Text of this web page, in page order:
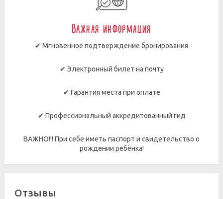
Важная информация
✔ Мгновенное подтверждение бронирования
✔ Электронный билет на почту
✔ Гарантия места при оплате
✔ Профессиональный аккредитованный гид
ВАЖНО!!! При себе иметь паспорт и свидетельство о
рождении ребёнка!
Отзывы